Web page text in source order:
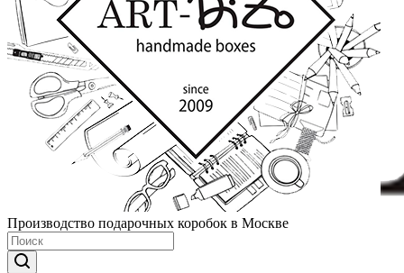
Производство подарочных коробок в Москве